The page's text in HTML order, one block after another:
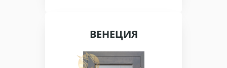
ВЕНЕЦИЯ